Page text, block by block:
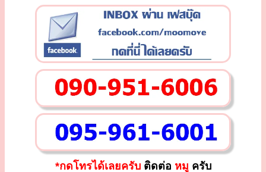
*กดโทรได้เลยครับติดต่อ หมู ครับ